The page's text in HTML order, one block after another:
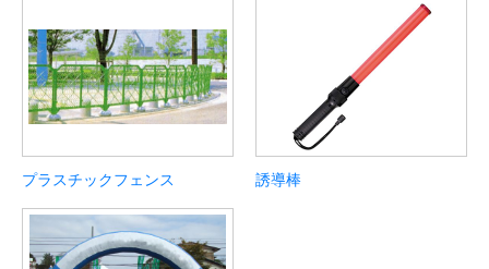
プラスチックフェンス 誘導棒